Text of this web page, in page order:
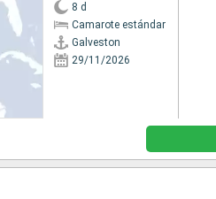
8 d
Camarote estándar
Galveston
29/11/2026